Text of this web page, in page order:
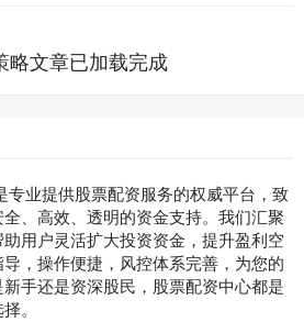
略文章已加载完成
专业提供股票配资服务的权威平台，致
、高效、透明的资金支持。我们汇聚
用户灵活扩大投资资金，提升盈利空
，操作便捷，风控体系完善，为您的
手还是资深股民，股票配资中心都是
。